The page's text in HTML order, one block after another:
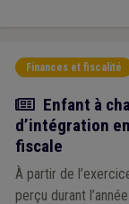
Finances et fiscalité
Actualité
Enfant à
d’intégration
fiscale
À partir de
perçu durant